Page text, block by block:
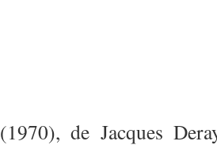
(1970), de Jacques